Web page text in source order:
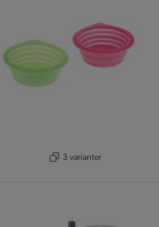
3 varianter